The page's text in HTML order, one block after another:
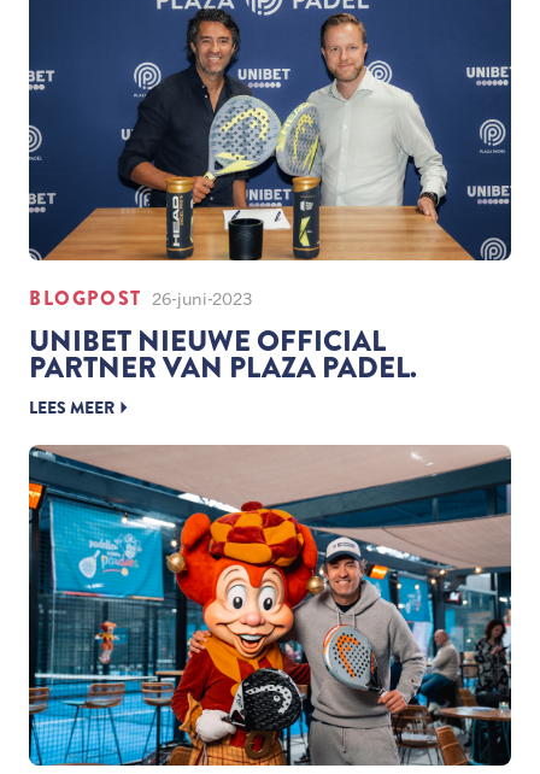
BLOGPOST 26-juni-2023
UNIBET NIEUWE OFFICIAL
PARTNER VAN PLAZA PADEL.
LEES MEER